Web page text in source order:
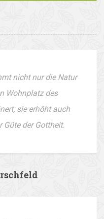
nicht nur die Natur
Wohnplatz des
sie erhöht auch
Güte der Gottheit.